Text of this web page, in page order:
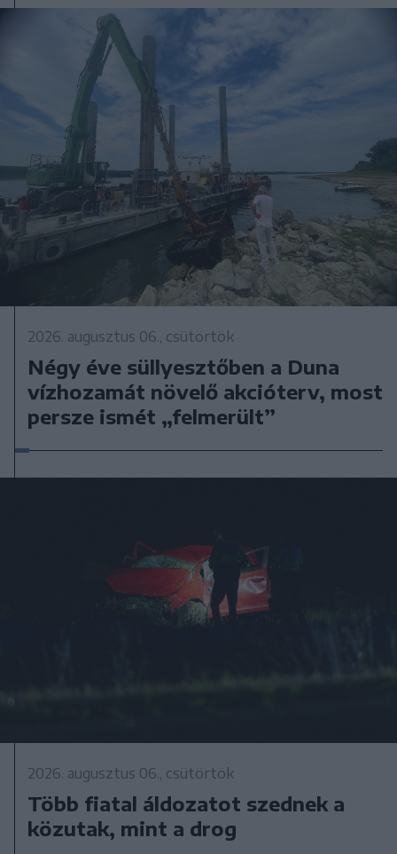
2026. augusztus 06., csütörtök
Négy éve süllyesztőben a Duna
vízhozamát növelő akcióterv, most
persze ismét „felmerült”
2026. augusztus 06., csütörtök
Több fiatal áldozatot szednek a
közutak, mint a drog